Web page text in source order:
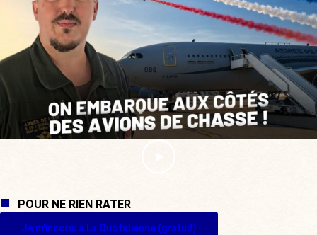
POUR NE RIEN RATER
Je m'inscris à La Quotidienne (gratuit)